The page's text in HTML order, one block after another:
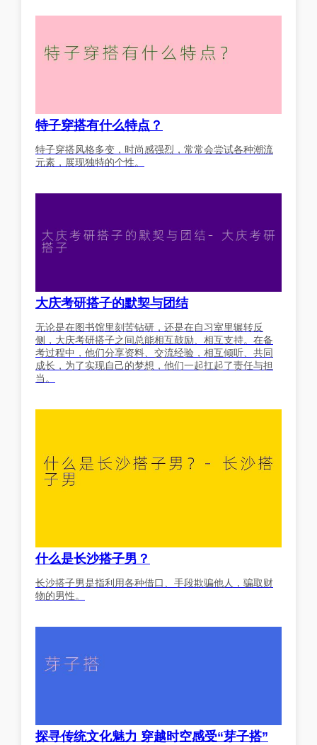
特子穿搭有什么特点？
特子穿搭风格多变，时尚感强烈，常常会尝试各种潮流
元素，展现独特的个性。
大庆考研搭子的默契与团结
无论是在图书馆里刻苦钻研，还是在自习室里辗转反
侧，大庆考研搭子之间总能相互鼓励、相互支持。在备
考过程中，他们分享资料、交流经验，相互倾听、共同
成长，为了实现自己的梦想，他们一起扛起了责任与担
当。
什么是长沙搭子男？
长沙搭子男是指利用各种借口、手段欺骗他人，骗取财
物的男性。
探寻传统文化魅力 穿越时空感受“芽子搭”